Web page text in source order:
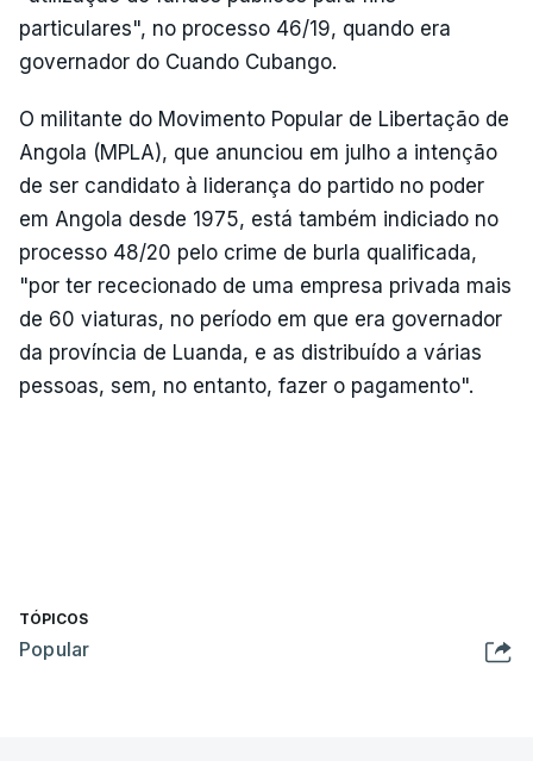
particulares", no processo 46/19, quando era
governador do Cuando Cubango.
O militante do Movimento Popular de Libertação de
Angola (MPLA), que anunciou em julho a intenção
de ser candidato à liderança do partido no poder
em Angola desde 1975, está também indiciado no
processo 48/20 pelo crime de burla qualificada,
"por ter rececionado de uma empresa privada mais
de 60 viaturas, no período em que era governador
da província de Luanda, e as distribuído a várias
pessoas, sem, no entanto, fazer o pagamento".
TÓPICOS
Popular